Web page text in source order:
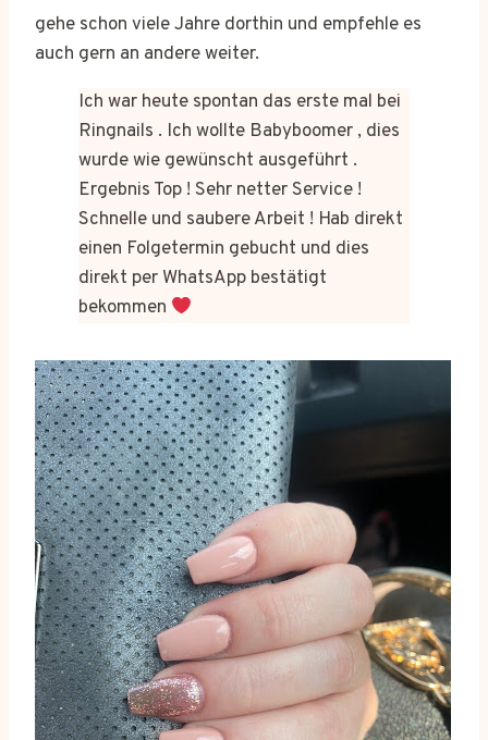
gehe schon viele Jahre dorthin und empfehle es
auch gern an andere weiter.
Ich war heute spontan das erste mal bei
Ringnails . Ich wollte Babyboomer , dies
wurde wie gewünscht ausgeführt .
Ergebnis Top ! Sehr netter Service !
Schnelle und saubere Arbeit ! Hab direkt
einen Folgetermin gebucht und dies
direkt per WhatsApp bestätigt
bekommen